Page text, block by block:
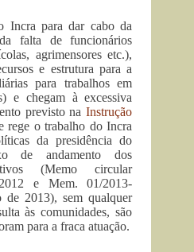
Incra para dar cabo da
falta de funcionários
agrimensores etc.),
e estrutura para a
para trabalhos em
e chegam à excessiva
previsto naInstrução
rege o trabalho do Incra
da presidência do
de andamento dos
(Memo circular
e Mem. 01/2013-
2013), sem qualquer
às comunidades, são
para a fraca atuação.